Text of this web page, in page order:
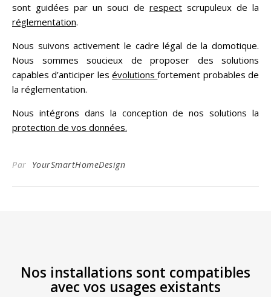
sont guidées par un souci de respectscrupuleux de la
réglementation.
Nous suivons activement le cadre légal de la domotique.
Nous sommes soucieux de proposer des solutions
capables d’anticiper les évolutionsfortement probables de
la réglementation.
Nous intégrons dans la conception de nos solutions la
protection de vos données.
Par YourSmartHomeDesign
Nos installations sont compatibles
avec vos usages existants